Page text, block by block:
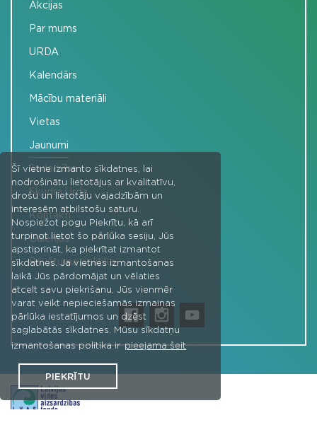
Šī vietne izmanto sīkdatnes, lai
nodrošinātu lietotājus ar kvalitatīvu,
drošu un lietotāju vajadzībām un
interesēm atbilstošu saturu.
Nospiežot pogu Piekrītu, kā arī
turpinot lietot šo pārlūka sesiju, Jūs
apstiprināt, ka piekrītat izmantot
sīkdatnes. Ja vietnes izmantošanas
laikā Jūs pārdomājat un vēlaties
atcelt savu piekrišanu, Jūs vienmēr
varat veikt nepieciešamās izmaiņas
pārlūka iestatījumos un dzēst
saglabātās sīkdatnes. Mūsu sīkdatņu
izmantošanas politika irpieejama šeit
PIEKRĪTU
Akcijas
Par mums
URDA
Kalendārs
Mācību materiāli
Vietas
Jaunumi
Sadarbība
Skudra Urda
Kontakti
Galerijas
Privātuma politika